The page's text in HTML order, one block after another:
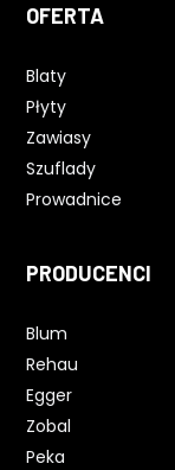
OFERTA
Blaty
Płyty
Zawiasy
Szuflady
Prowadnice
PRODUCENCI
Blum
Rehau
Egger
Zobal
Peka